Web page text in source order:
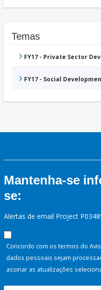
Temas
FY17 - Private Sector
FY17 - Social
Mantenha-se
se:
Alertas de email Project
Concordo com os termos do
dados pessoais sejam
assinar as atualizações